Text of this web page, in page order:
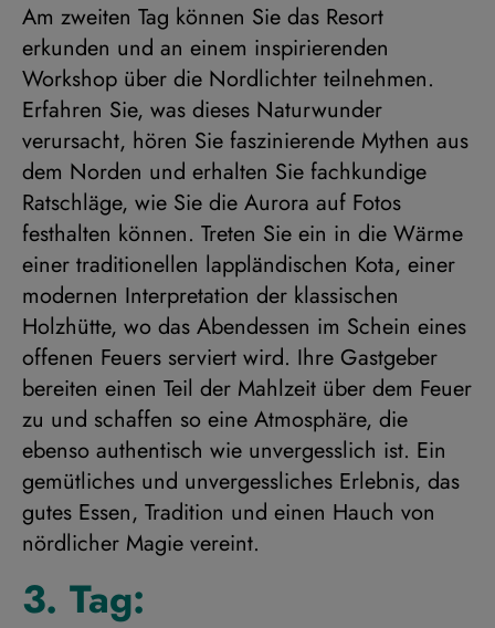
Am zweiten Tag können Sie das Resort
erkunden und an einem inspirierenden
Workshop über die Nordlichter teilnehmen.
Erfahren Sie, was dieses Naturwunder
verursacht, hören Sie faszinierende Mythen aus
dem Norden und erhalten Sie fachkundige
Ratschläge, wie Sie die Aurora auf Fotos
festhalten können. Treten Sie ein in die Wärme
einer traditionellen lappländischen Kota, einer
modernen Interpretation der klassischen
Holzhütte, wo das Abendessen im Schein eines
offenen Feuers serviert wird. Ihre Gastgeber
bereiten einen Teil der Mahlzeit über dem Feuer
zu und schaffen so eine Atmosphäre, die
ebenso authentisch wie unvergesslich ist. Ein
gemütliches und unvergessliches Erlebnis, das
gutes Essen, Tradition und einen Hauch von
nördlicher Magie vereint.
3. Tag: